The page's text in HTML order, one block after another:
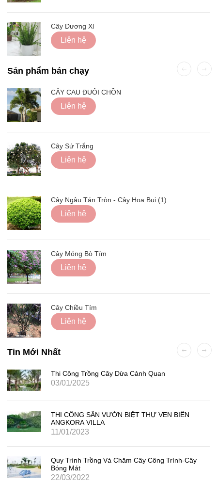
Cây Dương Xỉ
Liên hệ
Sản phẩm bán chạy
CÂY CAU ĐUÔI CHỒN
Liên hệ
Cây Sứ Trắng
Liên hệ
Cây Ngâu Tán Tròn - Cây Hoa Bụi (1)
Liên hệ
Cây Móng Bò Tím
Liên hệ
Cây Chiều Tím
Liên hệ
Tin Mới Nhất
Thi Công Trồng Cây Dừa Cảnh Quan
03/01/2025
THI CÔNG SÂN VƯỜN BIỆT THỰ VEN BIỂN
ANGKORA VILLA
11/01/2023
Quy Trình Trồng Và Chăm Cây Công Trình-Cây
Bóng Mát
22/03/2022